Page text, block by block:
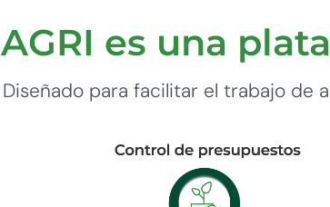
AGRI es una
Diseñado para facilitar el trabajo de